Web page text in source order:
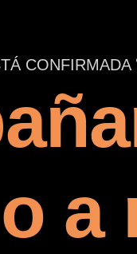
CONFIRMADA
a